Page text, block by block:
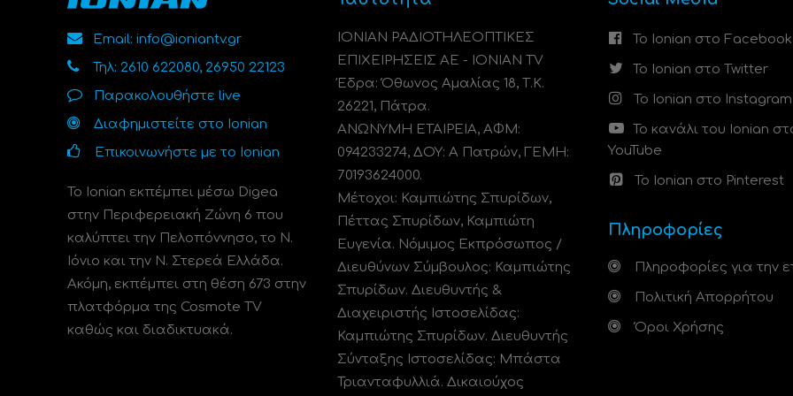
Email: info@ioniantv.gr
Τηλ: 2610 622080, 26950 22123
Παρακολουθήστε live
Διαφημιστείτε στο Ionian
Επικοινωνήστε με το Ionian
Το Ionian εκπέμπει μέσω Digea
στην Περιφερειακή Ζώνη 6 που
καλύπτει την Πελοπόννησο, το N.
Ιόνιο και την Ν. Στερεά Ελλάδα.
Ακόμη, εκπέμπει στη θέση 673 στην
πλατφόρμα της Cosmote TV
καθώς και διαδικτυακά.
ΙΟΝΙΑΝ ΡΑΔΙΟΤΗΛΕΟΠΤΙΚΕΣ
ΕΠΙΧΕΙΡΗΣΕΙΣ ΑΕ - IONIAN TV
Έδρα: Όθωνος Αμαλίας 18, Τ.Κ.
26221, Πάτρα.
ΑΝΩΝΥΜΗ ΕΤΑΙΡΕΙΑ, ΑΦΜ:
094233274, ΔΟΥ: A Πατρών, ΓΕΜΗ:
70193624000.
Μέτοχοι: Καμπιώτης Σπυρίδων,
Πέττας Σπυρίδων, Καμπιώτη
Ευγενία. Νόμιμος Εκπρόσωπος /
Διευθύνων Σύμβουλος: Καμπιώτης
Σπυρίδων. Διευθυντής &
Διαχειριστής Ιστοσελίδας:
Καμπιώτης Σπυρίδων. Διευθυντής
Σύνταξης Ιστοσελίδας: Μπάστα
Τριανταφυλλιά. Δικαιούχος
Το Ionian στο Facebook
Το Ionian στο Twitter
Το Ionian στο Instagram
Το κανάλι του Ionian
YouTube
Το Ionian στο Pinterest
Πληροφορίες
Πληροφορίες για την
Πολιτική Απορρήτου
Όροι Χρήσης